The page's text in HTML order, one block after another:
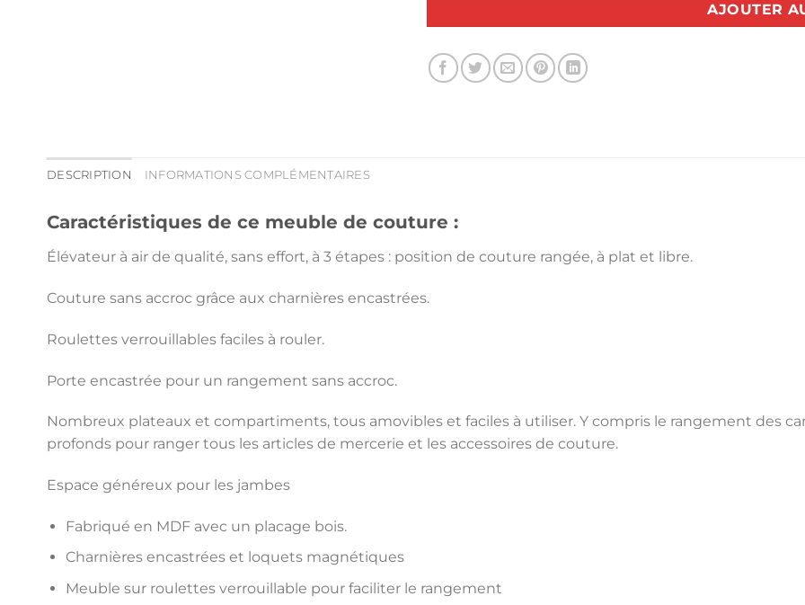
AJOUTER
DESCRIPTION INFORMATIONS COMPLÉMENTAIRES
Caractéristiques de ce meuble de couture :
Élévateur à air de qualité, sans effort, à 3 étapes : position de couture rangée, à plat et libre.
Couture sans accroc grâce aux charnières encastrées.
Roulettes verrouillables faciles à rouler.
Porte encastrée pour un rangement sans accroc.
Nombreux plateaux et compartiments, tous amovibles et faciles à utiliser. Y compris le rangement des
profonds pour ranger tous les articles de mercerie et les accessoires de couture.
Espace généreux pour les jambes
Fabriqué en MDF avec un placage bois.
Charnières encastrées et loquets magnétiques
Meuble sur roulettes verrouillable pour faciliter le rangement